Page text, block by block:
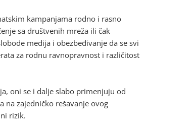
kampanjama rodno i rasno
sa društvenih mreža ili čak
medija i obezbeđivanje da se svi
za rodnu ravnopravnost i različitost
oni se i dalje slabo primenjuju od
na zajedničko rešavanje ovog
rizik.